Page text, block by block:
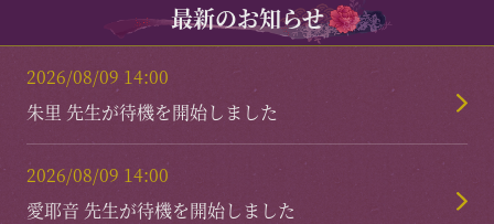
最新のお知らせ
2026/08/09 14:00
朱里 先生が待機を開始しました
2026/08/09 14:00
愛耶音 先生が待機を開始しました